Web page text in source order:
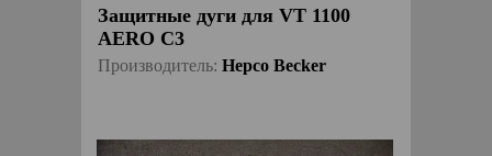
Защитные дуги для VT 1100
AERO C3
Производитель: Hepco Becker